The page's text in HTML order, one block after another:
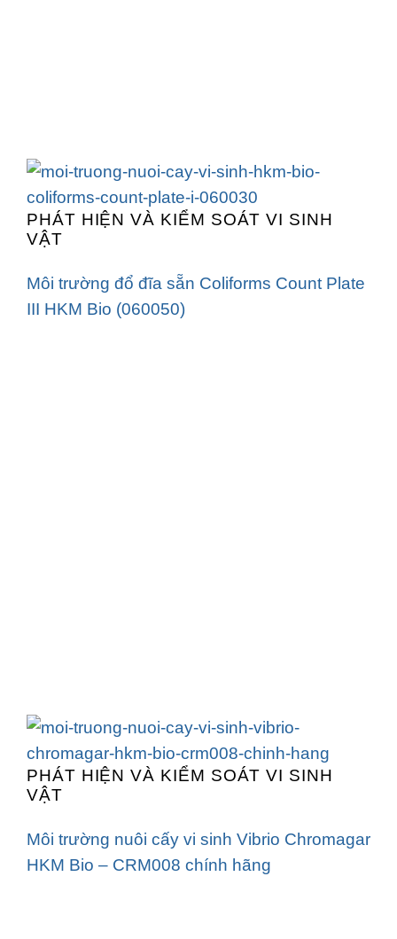
PHÁT HIỆN VÀ KIỂM SOÁT VI SINH
VẬT
Môi trường đổ đĩa sẵn Coliforms Count Plate
III HKM Bio (060050)
PHÁT HIỆN VÀ KIỂM SOÁT VI SINH
VẬT
Môi trường nuôi cấy vi sinh Vibrio Chromagar
HKM Bio – CRM008 chính hãng